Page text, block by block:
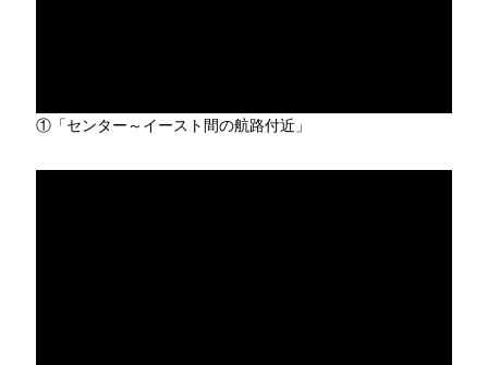
①「センター～イースト間の航路付近」